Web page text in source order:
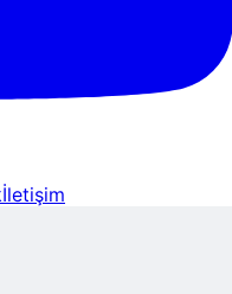
İletişim